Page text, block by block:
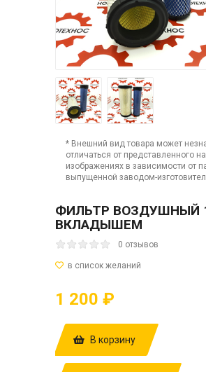
* Внешний вид товара может
отличаться от представленного на
изображениях в зависимости от
выпущенной заводом-
ФИЛЬТР ВОЗДУШНЫЙ
ВКЛАДЫШЕМ
0 отзывов
1 200 ₽
В корзину